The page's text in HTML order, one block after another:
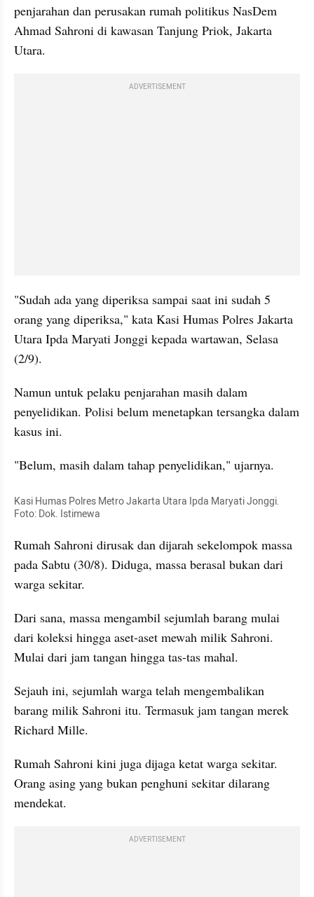
penjarahan dan perusakan rumah politikus NasDem
Ahmad Sahroni di kawasan Tanjung Priok, Jakarta
Utara.
ADVERTISEMENT
"Sudah ada yang diperiksa sampai saat ini sudah 5
orang yang diperiksa," kata Kasi Humas Polres Jakarta
Utara Ipda Maryati Jonggi kepada wartawan, Selasa
(2/9).
Namun untuk pelaku penjarahan masih dalam
penyelidikan. Polisi belum menetapkan tersangka dalam
kasus ini.
"Belum, masih dalam tahap penyelidikan," ujarnya.
Kasi Humas Polres Metro Jakarta Utara Ipda Maryati Jonggi.
Foto: Dok. Istimewa
Rumah Sahroni dirusak dan dijarah sekelompok massa
pada Sabtu (30/8). Diduga, massa berasal bukan dari
warga sekitar.
Dari sana, massa mengambil sejumlah barang mulai
dari koleksi hingga aset-aset mewah milik Sahroni.
Mulai dari jam tangan hingga tas-tas mahal.
Sejauh ini, sejumlah warga telah mengembalikan
barang milik Sahroni itu. Termasuk jam tangan merek
Richard Mille.
Rumah Sahroni kini juga dijaga ketat warga sekitar.
Orang asing yang bukan penghuni sekitar dilarang
mendekat.
ADVERTISEMENT